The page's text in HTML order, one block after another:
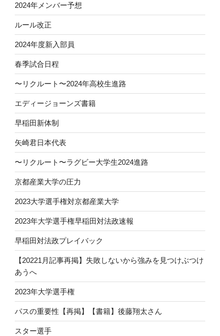
2024年メンバー予想
ルール改正
2024年度新入部員
春季試合日程
〜リクルート〜2024年高校生進路
エディージョーンズ書籍
早稲田新体制
矢崎君日本代表
〜リクルート〜ラグビー大学生2024進路
京都産業大学の圧力
2023大学選手権対京都産業大学
2023年大学選手権早稲田対法政速報
早稲田対法政プレイバック
【20221月記事再掲】失敗しないから強みを見つけぶつけ
あうへ
2023年大学選手権
パスの重要性【再掲】【書籍】後藤翔太さん
スター選手